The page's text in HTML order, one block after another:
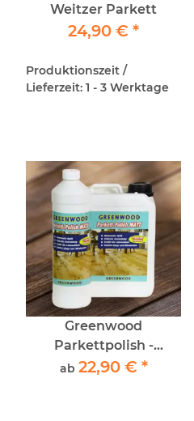
Weitzer Parkett
24,90 € *
Produktionszeit /
Lieferzeit: 1 - 3 Werktage
Greenwood
Parkettpolish -
Parkettpflege
ab 22,90 € *